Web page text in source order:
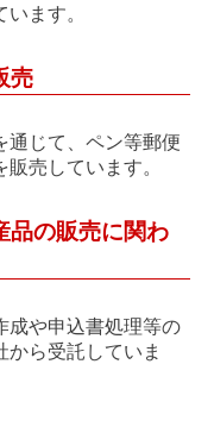
ます。
売
通じて、ペン等郵便
売しています。
品の販売に関わ
成や申込書処理等の
ら受託していま